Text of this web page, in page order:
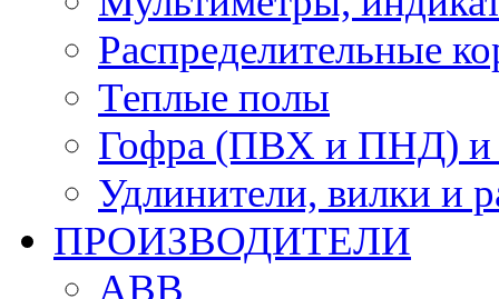
Распределительные
Теплые полы
Гофра (ПВХ и ПНД) и
Удлинители, вилки и
ПРОИЗВОДИТЕЛИ
ABB